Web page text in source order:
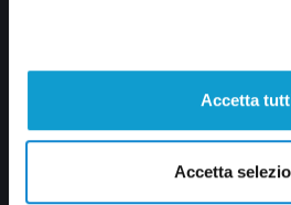
Accetta
Accetta